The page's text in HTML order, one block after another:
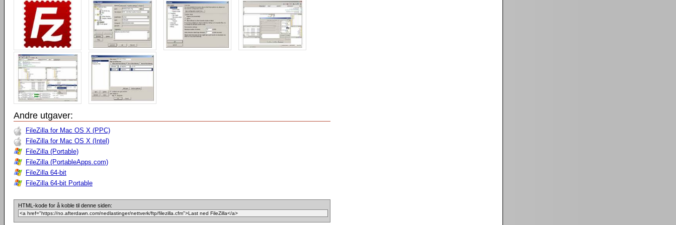
Andre utgaver:
FileZilla for Mac OS X (PPC)
FileZilla for Mac OS X (Intel)
FileZilla (Portable)
FileZilla (PortableApps.com)
FileZilla 64-bit
FileZilla 64-bit Portable
HTML-kode for å koble til denne siden: